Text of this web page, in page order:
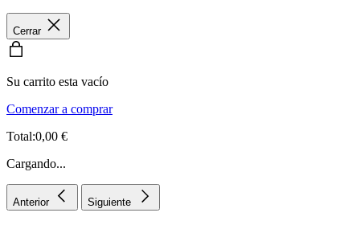
Cerrar
Su carrito esta vacío
Comenzar a comprar
Total:0,00 €
Cargando...
Anterior Siguiente